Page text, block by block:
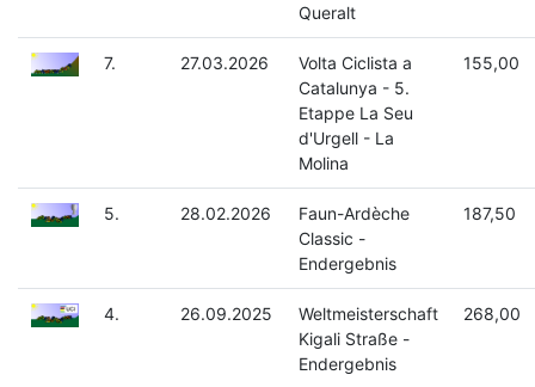
Queralt
7. 27.03.2026
Volta Ciclista a
Catalunya - 5.
Etappe La Seu
d'Urgell - La
Molina
155,00
5. 28.02.2026
Faun-Ardèche
Classic -
Endergebnis
187,50
4. 26.09.2025
Weltmeisterschaft
Kigali Straße -
Endergebnis
268,00